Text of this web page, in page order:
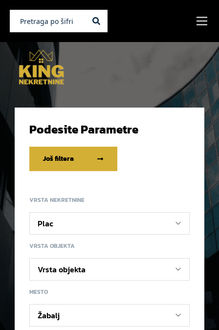
Podesite Parametre
Još filtera
VRSTA NEKRETNINE
VRSTA OBJEKTA
MESTO